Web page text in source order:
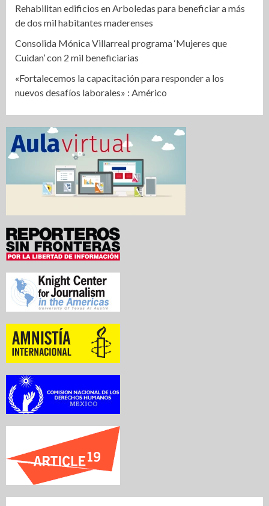
Rehabilitan edificios en Arboledas para beneficiar a más
de dos mil habitantes maderenses
Consolida Mónica Villarreal programa ‘Mujeres que
Cuidan’ con 2 mil beneficiarias
«Fortalecemos la capacitación para responder a los
nuevos desafíos laborales» : Américo